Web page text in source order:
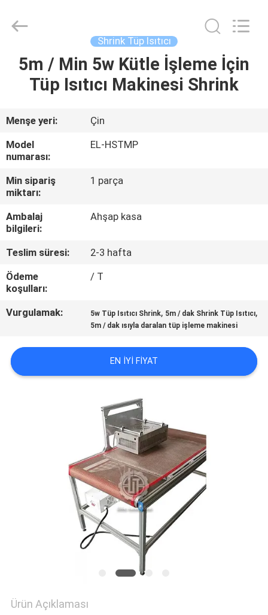
EV
S
HAKKIMIZDA
FABRIKA
TURU
KALITE
KONTROL
BIZIMLE
GEÇIN
HARITASI
Industrial
Reserved.
Shrink Tüp Isıtıcı
5m / Min 5w Kütle İşleme İçin
Tüp Isıtıcı Makinesi Shrink
Menşe yeri:
Çin
Model
numarası:
EL-HSTMP
Min sipariş
miktarı:
1 parça
Ambalaj
bilgileri:
Ahşap kasa
Teslim süresi:
2-3 hafta
Ödeme
koşulları:
/ T
Vurgulamak: 5w Tüp Isıtıcı Shrink, 5m / dak Shrink Tüp Isıtıcı,
5m / dak ısıyla daralan tüp işleme makinesi
EN IYI FIYAT
Ürün Açıklaması